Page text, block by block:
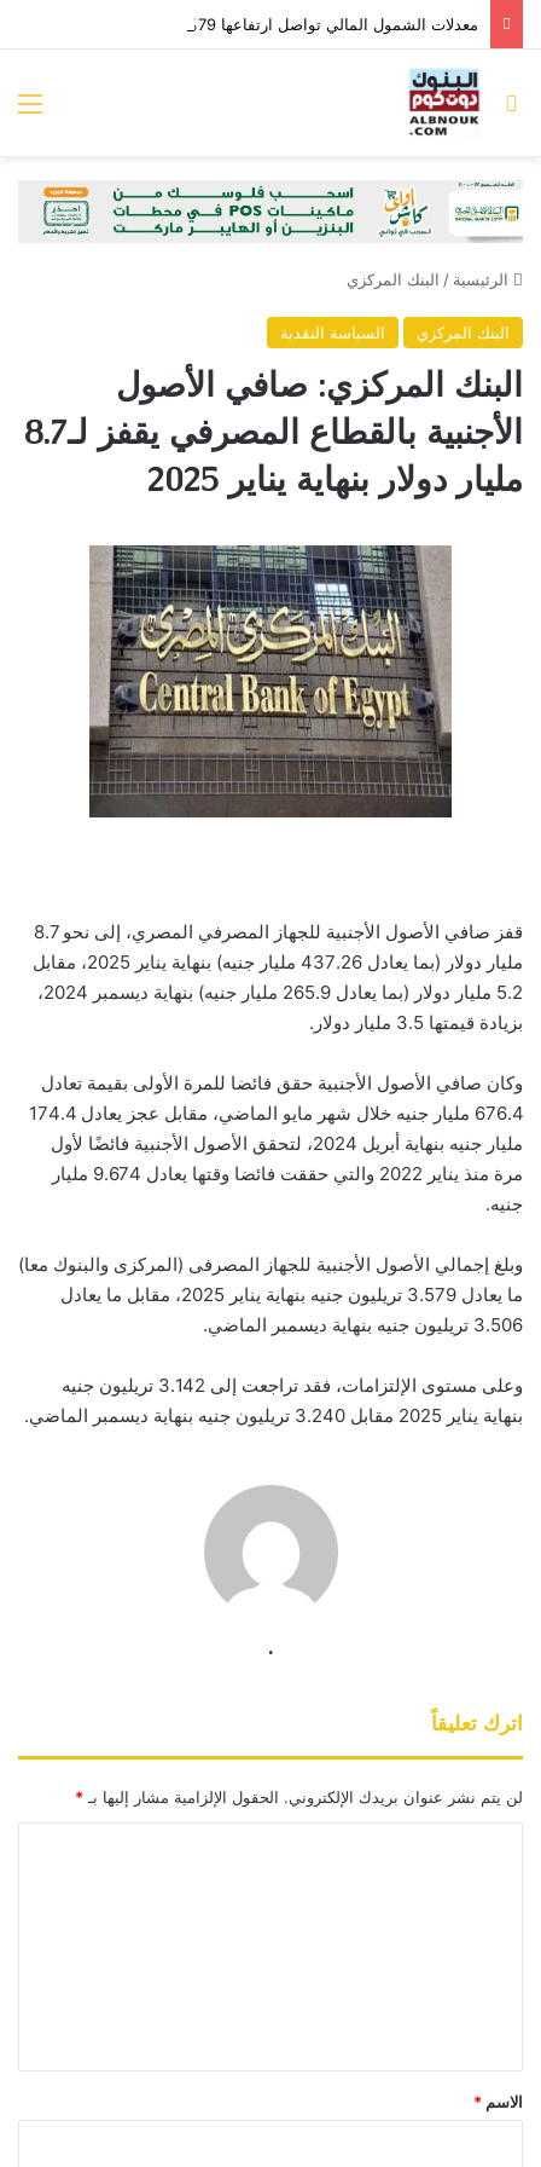
بحث عن
الرئيسية / البنك المركزي
البنك المركزي السياسة النقدية
البنك المركزي: صافي الأصول
الأجنبية بالقطاع المصرفي يقفز لـ8.7
مليار دولار بنهاية يناير 2025
قفز صافي الأصول الأجنبية للجهاز المصرفي المصري، إلى نحو 8.7
مليار دولار (بما يعادل 437.26 مليار جنيه) بنهاية يناير 2025، مقابل
5.2 مليار دولار (بما يعادل 265.9 مليار جنيه) بنهاية ديسمبر 2024،
بزيادة قيمتها 3.5 مليار دولار.
وكان صافي الأصول الأجنبية حقق فائضا للمرة الأولى بقيمة تعادل
676.4 مليار جنيه خلال شهر مايو الماضي، مقابل عجز يعادل 174.4
مليار جنيه بنهاية أبريل 2024، لتحقق الأصول الأجنبية فائضًا لأول
مرة منذ يناير 2022 والتي حققت فائضا وقتها يعادل 9.674 مليار
جنيه.
وبلغ إجمالي الأصول الأجنبية للجهاز المصرفى (المركزى والبنوك معا)
ما يعادل 3.579 تريليون جنيه بنهاية يناير 2025، مقابل ما يعادل
3.506 تريليون جنيه بنهاية ديسمبر الماضي.
وعلى مستوى الإلتزامات، فقد تراجعت إلى 3.142 تريليون جنيه
بنهاية يناير 2025 مقابل 3.240 تريليون جنيه بنهاية ديسمبر الماضي.
.
اترك تعليقاً
لن يتم نشر عنوان بريدك الإلكتروني. الحقول الإلزامية مشار إليها بـ *
*
الاسم *